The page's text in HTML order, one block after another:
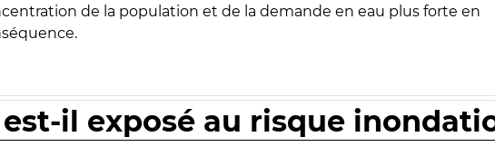
de la population et de la demande en eau plus forte en
il exposé au risque